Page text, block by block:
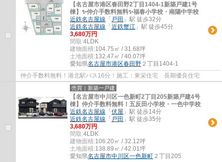
【名古屋市港区春田野2丁目1404-1新築戸建1号
棟】✨️仲介手数料無料✨️福春小学校・南陽中学校
近鉄名古屋線 「 戸田 」駅 徒歩32分
近鉄名古屋線 「 近鉄蟹江 」駅 徒歩45分
3,680万円
間取:4LDK
建物面積:104.75㎡ / 31.68坪
土地面積:132.47㎡ / 40.07坪
愛知県名古屋市港区春田野 ２丁目1404-1
仲介手数料無料！港北駅バス16分！施工：東栄住宅 長期優良住宅
売買｜新築一戸建
【名古屋市中川区一色新町2丁目205新築戸建4号
棟】仲介手数料無料！五反田小学校・一色中学校
近鉄名古屋線 「 伏屋 」駅 徒歩14分
近鉄名古屋線 「 戸田 」駅 徒歩35分
3,680万円
間取:4LDK
建物面積:106.20㎡ / 32.12坪
土地面積:138.89㎡ / 42.01坪
愛知県名古屋市中川区一色新町 ２丁目205